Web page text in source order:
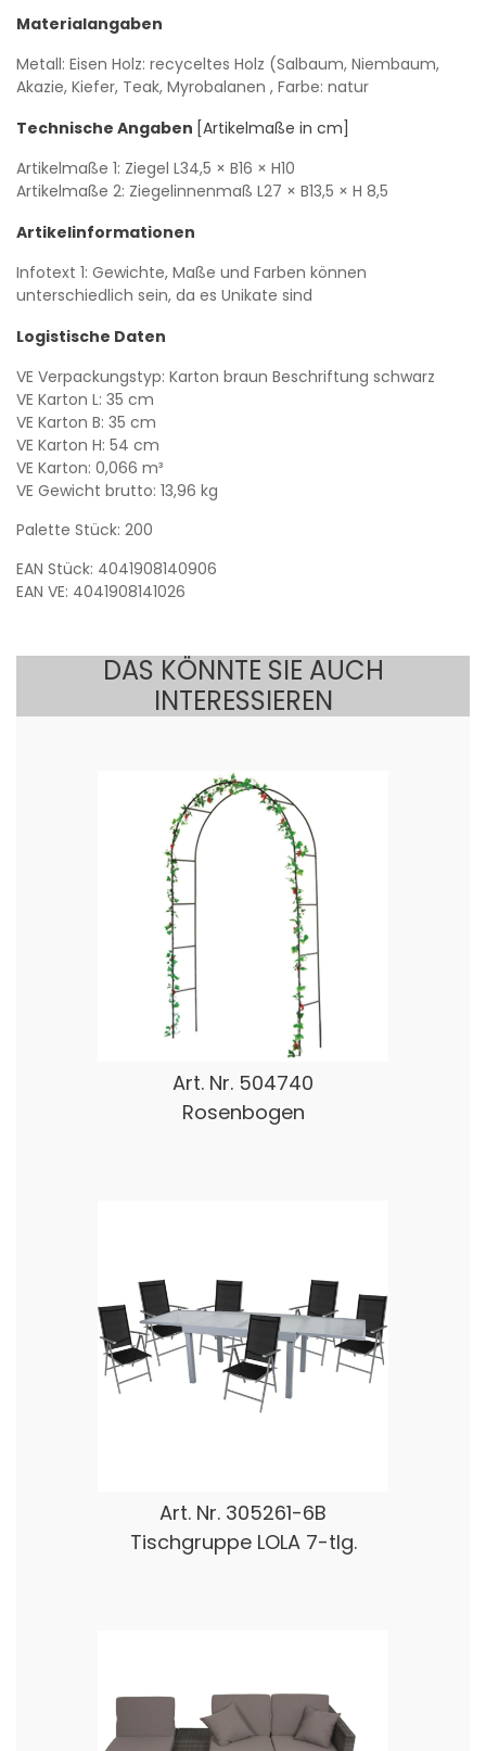
Materialangaben
Metall: Eisen Holz: recyceltes Holz (Salbaum, Niembaum,
Akazie, Kiefer, Teak, Myrobalanen , Farbe: natur
Technische Angaben [Artikelmaße in cm]
Artikelmaße 1: Ziegel L34,5 × B16 × H10
Artikelmaße 2: Ziegelinnenmaß L27 × B13,5 × H 8,5
Artikelinformationen
Infotext 1: Gewichte, Maße und Farben können
unterschiedlich sein, da es Unikate sind
Logistische Daten
VE Verpackungstyp: Karton braun Beschriftung schwarz
VE Karton L: 35 cm
VE Karton B: 35 cm
VE Karton H: 54 cm
VE Karton: 0,066 m³
VE Gewicht brutto: 13,96 kg
Palette Stück: 200
EAN Stück: 4041908140906
EAN VE: 4041908141026
DAS KÖNNTE SIE AUCH
INTERESSIEREN
Art. Nr. 504740
Rosenbogen
Art. Nr. 305261-6B
Tischgruppe LOLA 7-tlg.